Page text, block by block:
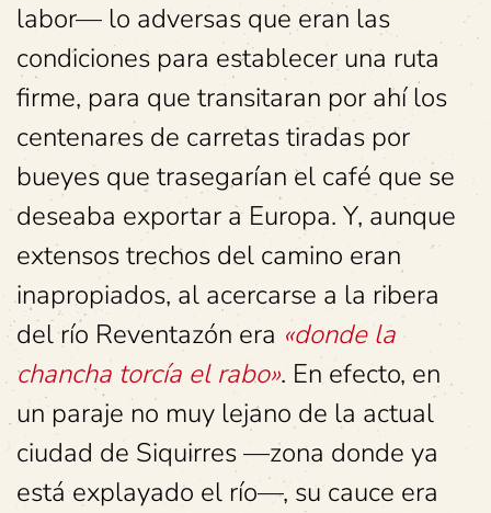
labor— lo adversas que eran las
condiciones para establecer una ruta
firme, para que transitaran por ahí los
centenares de carretas tiradas por
bueyes que trasegarían el café que se
deseaba exportar a Europa. Y, aunque
extensos trechos del camino eran
inapropiados, al acercarse a la ribera
del río Reventazón era «donde la
chancha torcía el rabo». En efecto, en
un paraje no muy lejano de la actual
ciudad de Siquirres —zona donde ya
está explayado el río—, su cauce era